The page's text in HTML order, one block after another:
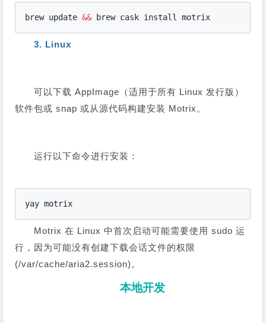
brew update && brew cask install motrix
3. Linux
可以下载 AppImage（适用于所有 Linux 发行版）
软件包或 snap 或从源代码构建安装 Motrix。
运行以下命令进行安装：
yay motrix
Motrix 在 Linux 中首次启动可能需要使用 sudo 运
行，因为可能没有创建下载会话文件的权限
(/var/cache/aria2.session)。
本地开发